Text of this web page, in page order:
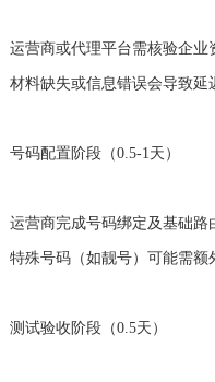
运营商或代理平台需核验企业
材料缺失或信息错误会导致延
号码配置阶段‌（0.5-1天）
运营商完成号码绑定及基础路
特殊号码（如靓号）可能需额
测试验收阶段‌（0.5天）